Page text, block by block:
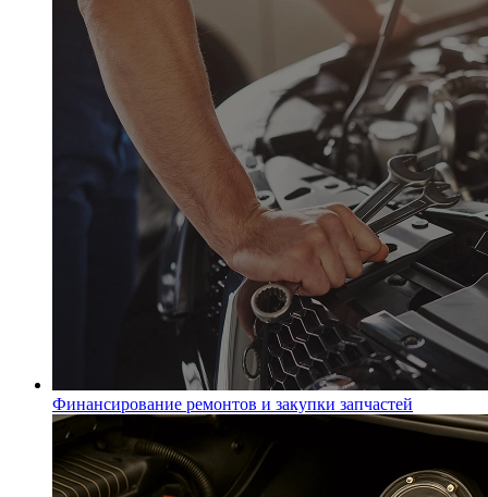
Финансирование ремонтов и закупки запчастей